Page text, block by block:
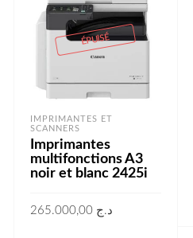
ÉPUISÉ
IMPRIMANTES ET
SCANNERS
Imprimantes
multifonctions A3
noir et blanc 2425i
د.ج 265.000,00